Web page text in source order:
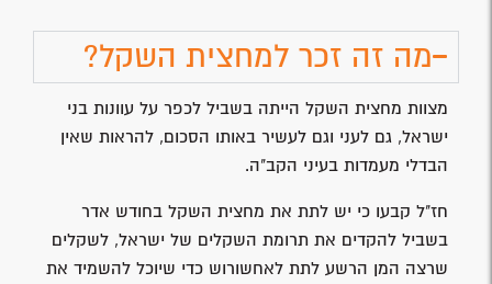
מה זה זכר למחצית השקל?
מצוות מחצית השקל הייתה בשביל לכפר על עוונות בני
ישראל, גם לעני וגם לעשיר באותו הסכום, להראות שאין
הבדלי מעמדות בעיני הקב"ה.
חז"ל קבעו כי יש לתת את מחצית השקל בחודש אדר
בשביל להקדים את תרומת השקלים של ישראל, לשקלים
שרצה המן הרשע לתת לאחשורוש כדי שיוכל להשמיד את